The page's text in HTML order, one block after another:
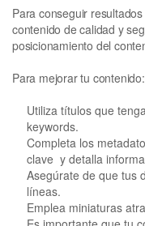
Para conseguir
contenido de calidad y
posicionamiento del
Para mejorar tu contenido:
Utiliza títulos que
keywords.
Completa los
clave y detalla
Asegúrate de que tus
líneas.
Emplea miniaturas